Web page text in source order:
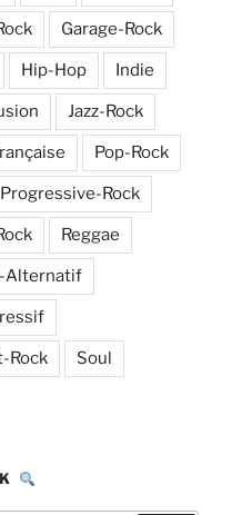
Garage-Rock
Hip-Hop Indie
Jazz-Rock
Pop-Rock
Progressive-Rock
Reggae
Alternatif
Rock Soul